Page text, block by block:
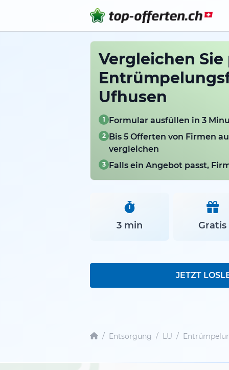
Vergleichen
Ufhusen
1 Formular ausfüllen in 3
2 Bis 5 Offerten von Firmen
vergleichen
3 Falls ein Angebot passt,
3 min Gratis
JETZT
/ Entsorgung / LU /